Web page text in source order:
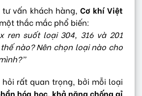
vấn khách hàng, Cơ khí Việt
thắc mắc phổ biến:
ren suốt loại 304, 316 và 201
nào? Nên chọn loại nào cho
rất quan trọng, bởi mỗi loại
hóa học, khả năng chống gỉ